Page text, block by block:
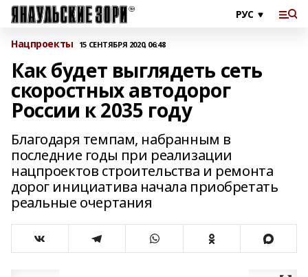
Нацпроекты 15 СЕНТЯБРЯ 2020, 06:48
Как будет выглядеть сеть
скоростных автодорог
России к 2035 году
Благодаря темпам, набранным в
последние годы при реализации
нацпроектов строительства и ремонта
дорог инициатива начала приобретать
реальные очертания